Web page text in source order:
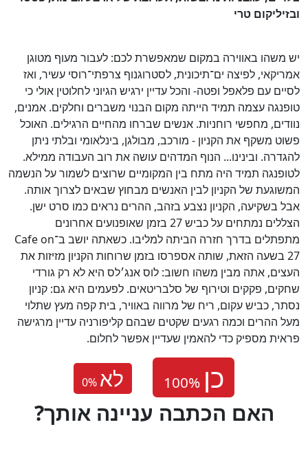
ובזיליקום טרי
יש משהו באווירה במקום שמאפשרת לכם: לעבור מעוף מטוגן
אמריקאי, לפיצה ים־תיכונית, לסטרוגנוף צרפתי־רוסי עשיר, ואז
לסיים עם פלאפל ופטה- והכל עדיין ירגיש הגיוני לחלוטין אולי כי
טופנגה עצמה תמיד הייתה מקום הבנוי משברים וחלקים. אמנים,
נוודים, מחפשי רוחניות. אנשים שברחו מהחיים הרגילים. האוכל
פשוט משקף את הקניון - מורכב, מבולגן, בינלאומי ובלתי ניתן
להגדרה. ובינינו... הנוף המדהים עושה את רוב העבודה ממילא.
לטופנגה תמיד היה מתח בין המקומיים שרוצים לשמור על הנשמה
המשוגעת של הקניון לבין האנשים מבחוץ שבאים לצרוך אותה.
אבל בשקיעה, הקניון נצבע בזהב, ההרים נראים כמו סרט ישן.
הצללים נמתחים על כביש 27 בזמן שאופנועים אחרונים
מתפתלים בדרך חזרה הביתה למליבו. כשאתה יושב ב־Cafe on
27 בשעה הזאת, שותה אספרסו בזמן שרוחות הקניון מזיזות את
העצים, אתה מבין משהו חשוב: לוס אנג׳לס היא לא רק גורדי
שחקים, פקקים וטירוף של סלבריטאים. לפעמים היא גם: קניון
נסתר, כביש עקום, ריח של מרווה באוויר, בית קפה מעץ שתלוי
מעל ההרים וכמה רגעים שקטים שבהם קליפורניה עדיין מרגישה
פראית מספיק כדי להאמין שעדיין אפשר לחלום.
0% לא
?האם הכתבה עניינה אותך